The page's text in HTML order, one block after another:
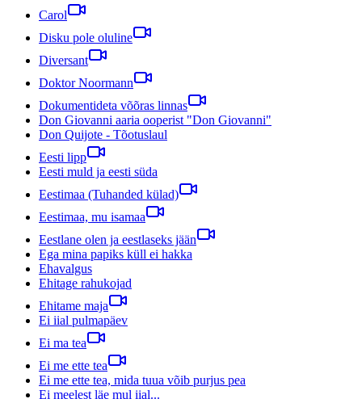
Carol
Disku pole oluline
Diversant
Doktor Noormann
Dokumentideta võõras linnas
Don Giovanni aaria ooperist "Don Giovanni"
Don Quijote - Tõotuslaul
Eesti lipp
Eesti muld ja eesti süda
Eestimaa (Tuhanded külad)
Eestimaa, mu isamaa
Eestlane olen ja eestlaseks jään
Ega mina papiks küll ei hakka
Ehavalgus
Ehitage rahukojad
Ehitame maja
Ei iial pulmapäev
Ei ma tea
Ei me ette tea
Ei me ette tea, mida tuua võib purjus pea
Ei meelest läe mul iial...